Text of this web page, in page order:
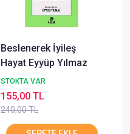
Beslenerek İyileş
Hayat Eyyüp Yılmaz
STOKTA VAR
240,00 TL
155,00 TL